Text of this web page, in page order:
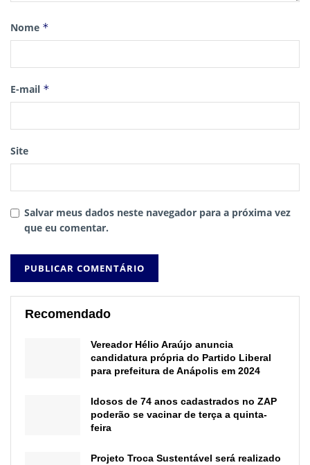
Nome *
E-mail *
Site
Salvar meus dados neste navegador para a próxima vez
que eu comentar.
Recomendado
Vereador Hélio Araújo anuncia
candidatura própria do Partido Liberal
para prefeitura de Anápolis em 2024
Idosos de 74 anos cadastrados no ZAP
poderão se vacinar de terça a quinta-
feira
Projeto Troca Sustentável será realizado